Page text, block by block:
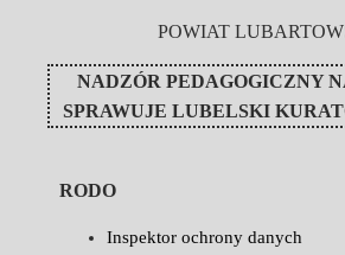
POWIAT
NADZÓR PEDAGOGICZNY
SPRAWUJE LUBELSKI
RODO
Inspektor ochrony danych